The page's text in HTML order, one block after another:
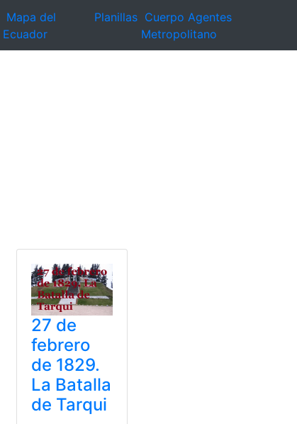
Mapa del
Ecuador
Planillas Cuerpo Agentes
Metropolitano
27 de
febrero
de 1829.
La Batalla
de Tarqui